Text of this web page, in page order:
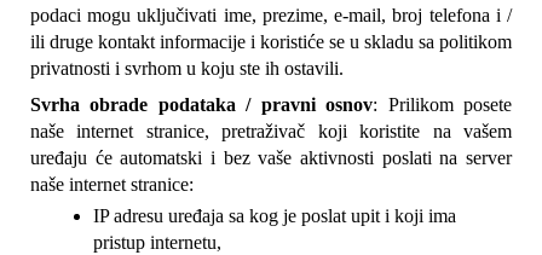
podaci mogu uključivati ime, prezime, e-mail, broj telefona i /
ili druge kontakt informacije i koristiće se u skladu sa politikom
privatnosti i svrhom u koju ste ih ostavili.
Svrha obrade podataka / pravni osnov: Prilikom posete
naše internet stranice, pretraživač koji koristite na vašem
uređaju će automatski i bez vaše aktivnosti poslati na server
naše internet stranice:
IP adresu uređaja sa kog je poslat upit i koji ima
pristup internetu,